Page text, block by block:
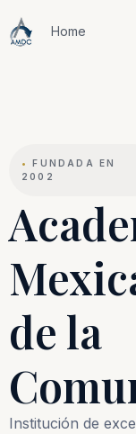
Home
•
FUNDADA EN
2002
de la
Institución de